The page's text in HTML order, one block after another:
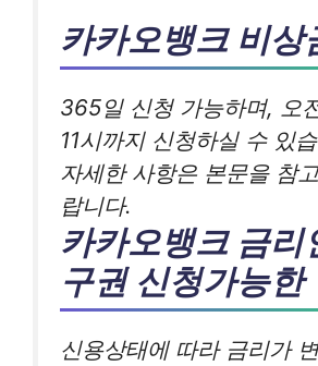
카카오뱅크 비상
365일 신청 가능하며, 오
11시까지 신청하실 수 있
자세한 사항은 본문을 참
랍니다.
카카오뱅크 금리
구권 신청가능한
신용상태에 따라 금리가